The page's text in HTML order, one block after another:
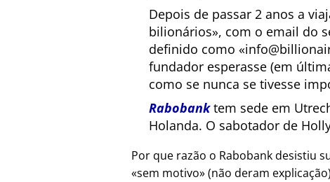
Depois de passar 2 anos a
bilionários , com o email do
definido como
fundador esperasse (em
como se nunca se tivesse
Rabobanktem sede em
Holanda. O sabotador de
Por que razão o Rabobank desistiu
sem motivo (não deram